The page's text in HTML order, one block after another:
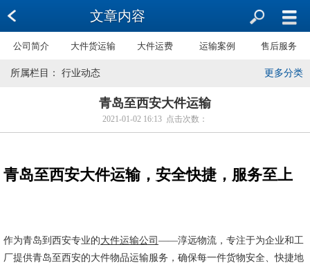
文章内容
公司简介 大件货运输 大件运费 运输案例 售后服务
更多分类
所属栏目： 行业动态
青岛至西安大件运输
2021-01-02 16:13 点击次数：
青岛至西安大件运输，安全快捷，服务至上
作为青岛到西安专业的大件运输公司 ——淳远物流，专注于为企业和工
厂提供青岛至西安的大件物品运输服务，确保每一件货物安全、快捷地